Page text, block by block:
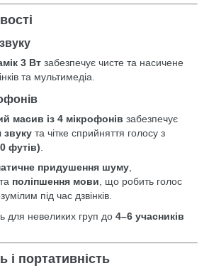
3 Вт забезпечує чисте та насичене
та мультимедіа.
масив із 4 мікрофонів забезпечує
звуку та чітке сприйняття голосу з
футів)
придушення шуму,
та поліпшення мови, що робить голос
під час дзвінків.
для невеликих груп до 4–6 учасників
і портативність